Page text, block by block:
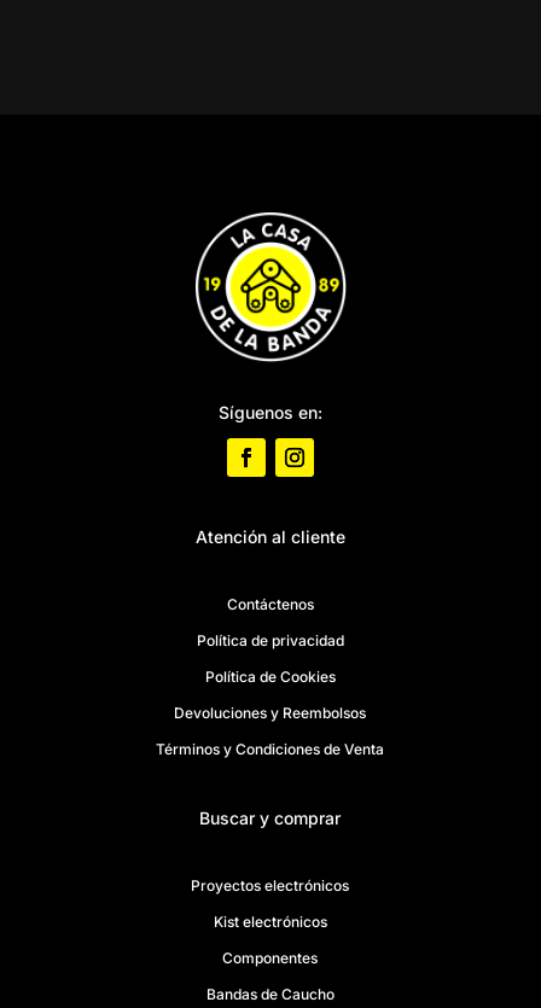
Síguenos en:
Atención al cliente
Contáctenos
Política de privacidad
Política de Cookies
Devoluciones y Reembolsos
Términos y Condiciones de Venta
Buscar y comprar
Proyectos electrónicos
Kist electrónicos
Componentes
Bandas de Caucho